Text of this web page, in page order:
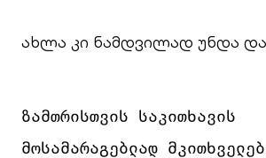
ახლა კი ნამდვილად უნდა
ზამთრისთვის საკითხავის
მოსამარაგებლად